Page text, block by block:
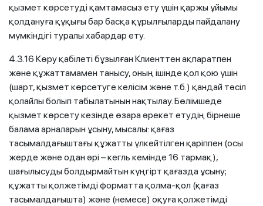
қызмет көрсетуді қамтамасыз ету үшін қаржы ұйымы
қолдануға құқығы бар басқа құрылғыларды пайдалану
мүмкіндігі туралы хабардар ету.
4.3.16 Көру қабілеті бұзылған Клиенттен ақпаратпен
және құжаттамамен танысу, оның ішінде қол қою үшін
(шарт, қызмет көрсетуге келісім және т.б.) қандай тәсіл
қолайлы болып табылатынын нақтылау. Бөлімшеде
қызмет көрсету кезінде өзара әрекет етудің бірнеше
балама арналарын ұсыну, мысалы: қағаз
тасымалдағыштағы құжатты үлкейтілген қаріппен (осы
жерде және одан әрі – кегль кемінде 16 тармақ),
шағылысуды болдырмайтын күңгірт қағазда ұсыну;
құжатты қолжетімді форматта қолма-қол (қағаз
тасымалдағышта) және (немесе) оқуға қолжетімді